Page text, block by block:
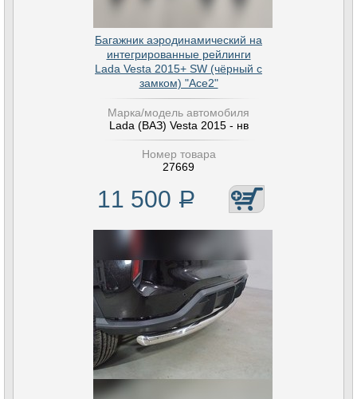
Багажник аэродинамический на
интегрированные рейлинги
Lada Vesta 2015+ SW (чёрный с
замком) "Ace2"
Марка/модель автомобиля
Lada (ВАЗ) Vesta 2015 - нв
Номер товара
27669
11 500 Р